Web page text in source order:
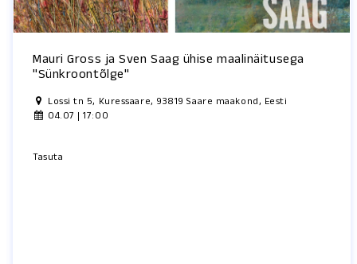
Mauri Gross ja Sven Saag ühise maalinäitusega
"Sünkroontõlge"
Lossi tn 5, Kuressaare, 93819 Saare maakond, Eesti
04.07 | 17:00
Tasuta